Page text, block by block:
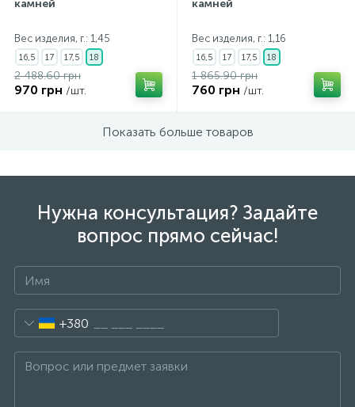
камней
Вес изделия, г.: 1,45
16,5 17 17,5 18
2 488.60 грн
970 грн /шт.
камней
Вес изделия, г.: 1,16
16,5 17 17,5 18
1 865.90 грн
760 грн /шт.
Показать больше товаров
Нужна консультация? Задайте
вопрос прямо сейчас!
+380